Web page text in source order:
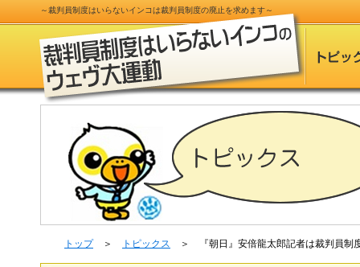
～裁判員制度はいらないインコは裁判員制度の廃止を求めます～
トップ＞ トピックス ＞ 『朝日』安倍龍太郎記者は裁判員制